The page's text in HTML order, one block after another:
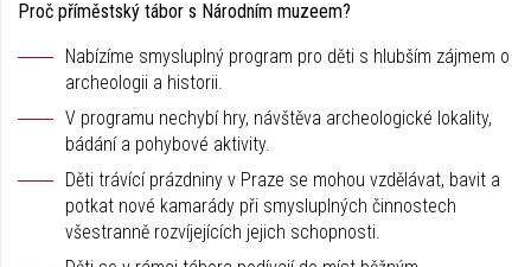
Proč příměstský tábor s Národním muzeem?
Nabízíme smysluplný program pro děti s hlubším zájmem o
archeologii a historii.
V programu nechybí hry, návštěva archeologické lokality,
bádání a pohybové aktivity.
Děti trávící prázdniny v Praze se mohou vzdělávat, bavit a
potkat nové kamarády při smysluplných činnostech
všestranně rozvíjejících jejich schopnosti.